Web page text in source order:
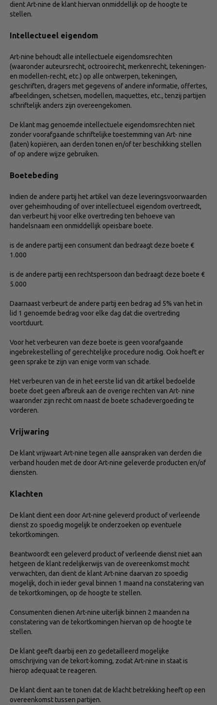
dient Art-nine de klant hiervan onmiddellijk op de hoogte te
stellen.
Intellectueel eigendom
Art-nine behoudt alle intellectuele eigendomsrechten
(waaronder auteursrecht, octrooirecht, merkenrecht, tekeningen-
en modellen-recht, etc.) op alle ontwerpen, tekeningen,
geschriften, dragers met gegevens of andere informatie, offertes,
afbeeldingen, schetsen, modellen, maquettes, etc., tenzij partijen
schriftelijk anders zijn overeengekomen.
De klant mag genoemde intellectuele eigendomsrechten niet
zonder voorafgaande schriftelijke toestemming van Art- nine
(laten) kopiëren, aan derden tonen en/of ter beschikking stellen
of op andere wijze gebruiken.
Boetebeding
Indien de andere partij het artikel van deze leveringsvoorwaarden
over geheimhouding of over intellectueel eigendom overtreedt,
dan verbeurt hij voor elke overtreding ten behoeve van
handelsnaam een onmiddellijk opeisbare boete.
is de andere partij een consument dan bedraagt deze boete €
1.000
is de andere partij een rechtspersoon dan bedraagt deze boete €
5.000
Daarnaast verbeurt de andere partij een bedrag ad 5% van het in
lid 1 genoemde bedrag voor elke dag dat die overtreding
voortduurt.
Voor het verbeuren van deze boete is geen voorafgaande
ingebrekestelling of gerechtelijke procedure nodig. Ook hoeft er
geen sprake te zijn van enige vorm van schade.
Het verbeuren van de in het eerste lid van dit artikel bedoelde
boete doet geen afbreuk aan de overige rechten van Art- nine
waaronder zijn recht om naast de boete schadevergoeding te
vorderen.
Vrijwaring
De klant vrijwaart Art-nine tegen alle aanspraken van derden die
verband houden met de door Art-nine geleverde producten en/of
diensten.
Klachten
De klant dient een door Art-nine geleverd product of verleende
dienst zo spoedig mogelijk te onderzoeken op eventuele
tekortkomingen.
Beantwoordt een geleverd product of verleende dienst niet aan
hetgeen de klant redelijkerwijs van de overeenkomst mocht
verwachten, dan dient de klant Art-nine daarvan zo spoedig
mogelijk, doch in ieder geval binnen 1 maand na constatering van
de tekortkomingen, op de hoogte te stellen.
Consumenten dienen Art-nine uiterlijk binnen 2 maanden na
constatering van de tekortkomingen hiervan op de hoogte te
stellen.
De klant geeft daarbij een zo gedetailleerd mogelijke
omschrijving van de tekort-koming, zodat Art-nine in staat is
hierop adequaat te reageren.
De klant dient aan te tonen dat de klacht betrekking heeft op een
overeenkomst tussen partijen.